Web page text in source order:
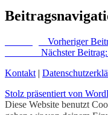
Vorheriger
Nächster Beitrag:
Kontakt |
Stolz präsentiert von
Diese Website benutzt